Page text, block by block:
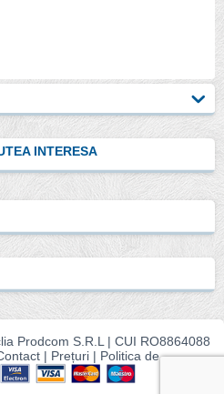
INTERESA
Prodcom S.R.L | CUI RO8864088
| Prețuri | Politica de